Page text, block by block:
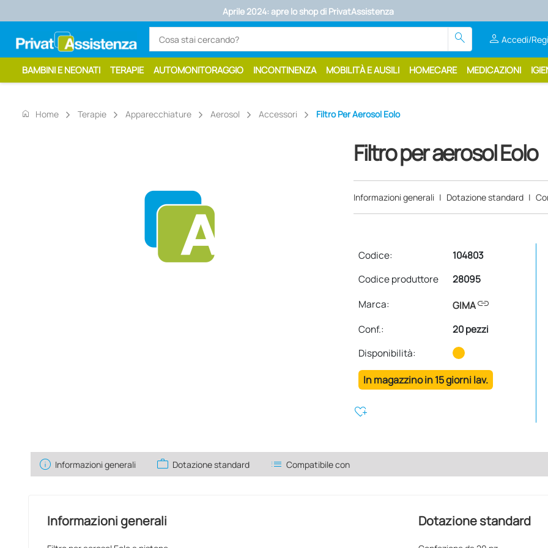
Aprile 2024: apre lo shop di PrivatAssistenza
search person Accedi/
BAMBINI E NEONATI TERAPIE AUTOMONITORAGGIO INCONTINENZA MOBILITÀ E AUSILI HOMECARE MEDICAZIONI
home Home Terapie Apparecchiature Aerosol Accessori Filtro Per Aerosol Eolo
Filtro per aerosol Eolo
Informazioni generali | Dotazione standard |
Codice:
104803
Codice produttore
28095
Marca:
GIMAlink
Conf.:
20 pezzi
Disponibilità:
In magazzino in 15 giorni lav.
heart_plus
info Informazioni generali work Dotazione standard list Compatibile con
Informazioni generali Dotazione standard